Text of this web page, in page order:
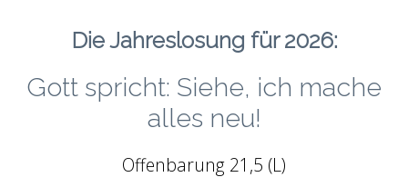
Die Jahreslosung für 2026:
Gott spricht: Siehe, ich mache
alles neu!
Offenbarung 21,5 (L)